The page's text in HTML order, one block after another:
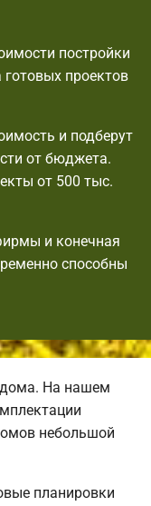
постройки
проектов
и подберут
от бюджета.
от 500 тыс.
и конечная
способны
На нашем
небольшой
планировки